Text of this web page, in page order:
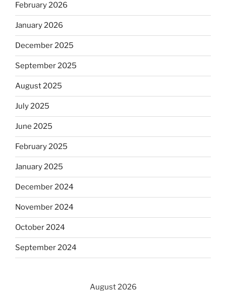
February 2026
January 2026
December 2025
September 2025
August 2025
July 2025
June 2025
February 2025
January 2025
December 2024
November 2024
October 2024
September 2024
August 2026